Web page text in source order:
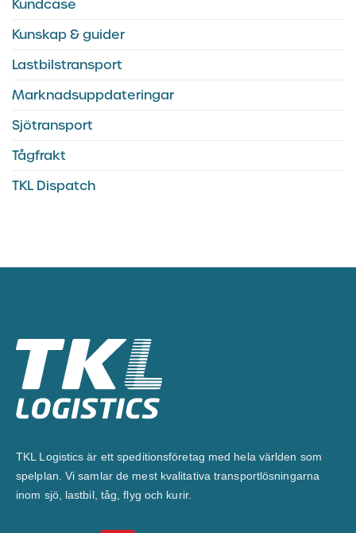
Kundcase
Kunskap & guider
Lastbilstransport
Marknadsuppdateringar
Sjötransport
Tågfrakt
TKL Dispatch
TKL Logistics är ett speditionsföretag med hela världen som
spelplan. Vi samlar de mest kvalitativa transportlösningarna
inom sjö, lastbil, tåg, flyg och kurir.